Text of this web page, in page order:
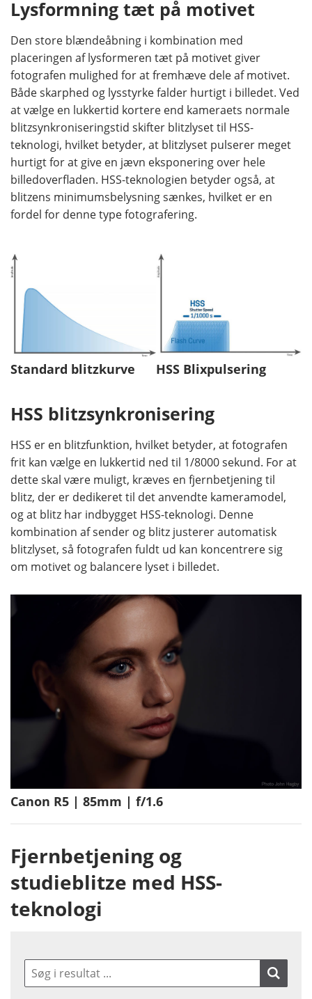
Lysformning tæt på motivet
Den store blændeåbning i kombination med
placeringen af lysformeren tæt på motivet giver
fotografen mulighed for at fremhæve dele af motivet.
Både skarphed og lysstyrke falder hurtigt i billedet. Ved
at vælge en lukkertid kortere end kameraets normale
blitzsynkroniseringstid skifter blitzlyset til HSS-
teknologi, hvilket betyder, at blitzlyset pulserer meget
hurtigt for at give en jævn eksponering over hele
billedoverfladen. HSS-teknologien betyder også, at
blitzens minimumsbelysning sænkes, hvilket er en
fordel for denne type fotografering.
Standard blitzkurve HSS Blixpulsering
HSS blitzsynkronisering
HSS er en blitzfunktion, hvilket betyder, at fotografen
frit kan vælge en lukkertid ned til 1/8000 sekund. For at
dette skal være muligt, kræves en fjernbetjening til
blitz, der er dedikeret til det anvendte kameramodel,
og at blitz har indbygget HSS-teknologi. Denne
kombination af sender og blitz justerer automatisk
blitzlyset, så fotografen fuldt ud kan koncentrere sig
om motivet og balancere lyset i billedet.
Canon R5 | 85mm | f/1.6
Fjernbetjening og
studieblitze med HSS-
teknologi